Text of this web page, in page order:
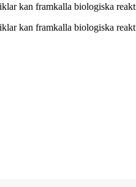
kan framkalla biologiska
kan framkalla biologiska